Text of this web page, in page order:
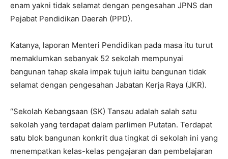
enam yakni tidak selamat dengan pengesahan JPNS dan
Pejabat Pendidikan Daerah (PPD).
Katanya, laporan Menteri Pendidikan pada masa itu turut
memaklumkan sebanyak 52 sekolah mempunyai
bangunan tahap skala impak tujuh iaitu bangunan tidak
selamat dengan pengesahan Jabatan Kerja Raya (JKR).
“Sekolah Kebangsaan (SK) Tansau adalah salah satu
sekolah yang terdapat dalam parlimen Putatan. Terdapat
satu blok bangunan konkrit dua tingkat di sekolah ini yang
menempatkan kelas-kelas pengajaran dan pembelajaran